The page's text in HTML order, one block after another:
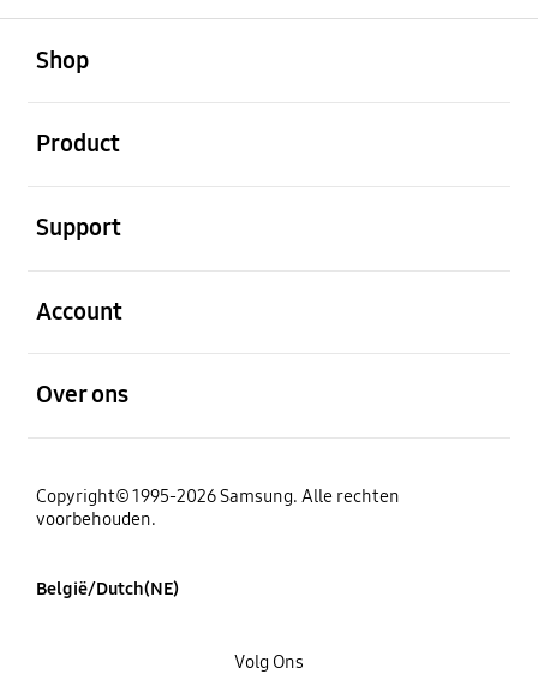
Shop
Product
Support
Account
Over ons
Copyright© 1995-2026 Samsung. Alle rechten
voorbehouden.
België/Dutch(NE)
Volg Ons